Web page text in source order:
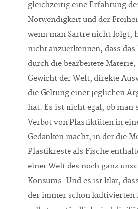
gleichzeitig eine Erfahrung
Notwendigkeit und der
wenn man Sartre nicht folgt,
nicht anzuerkennen, dass
durch die bearbeitete Materie,
Gewicht der Welt, direkte
die Geltung einer jeglichen
hat. Es ist nicht egal, ob man
Verbot von Plastiktüten in
Gedanken macht, in der die
Plastikreste als Fische
einer Welt des noch ganz
Konsums. Und es ist klar,
der immer schon kultivierten